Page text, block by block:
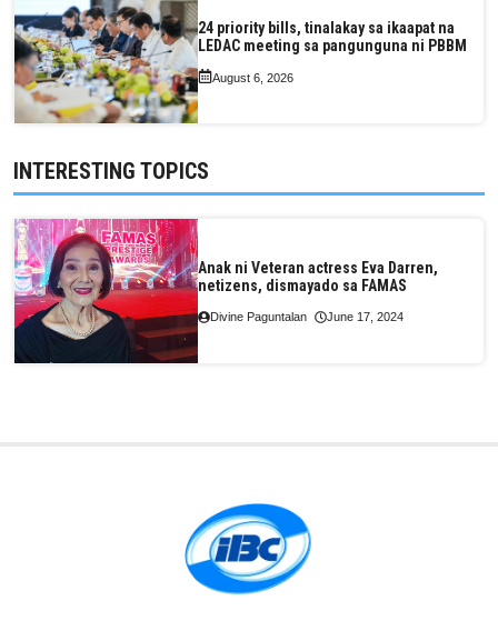
24 priority bills, tinalakay sa ikaapat na
LEDAC meeting sa pangunguna ni PBBM
August 6, 2026
INTERESTING TOPICS
Anak ni Veteran actress Eva Darren,
netizens, dismayado sa FAMAS
Divine Paguntalan June 17, 2024